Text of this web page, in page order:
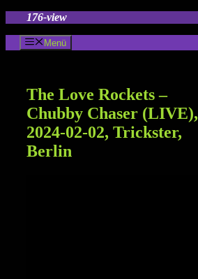
springen
176-view
Menü
The Love Rockets –
Chubby Chaser (LIVE),
2024-02-02, Trickster,
Berlin